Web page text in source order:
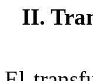
II.